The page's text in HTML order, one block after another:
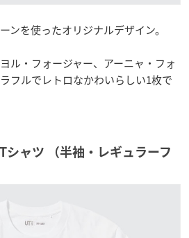
ンを使ったオリジナルデザイン。
ル・フォージャー、アーニャ・フォ
フルでレトロなかわいらしい1枚で
シャツ （半袖・レギュラーフ